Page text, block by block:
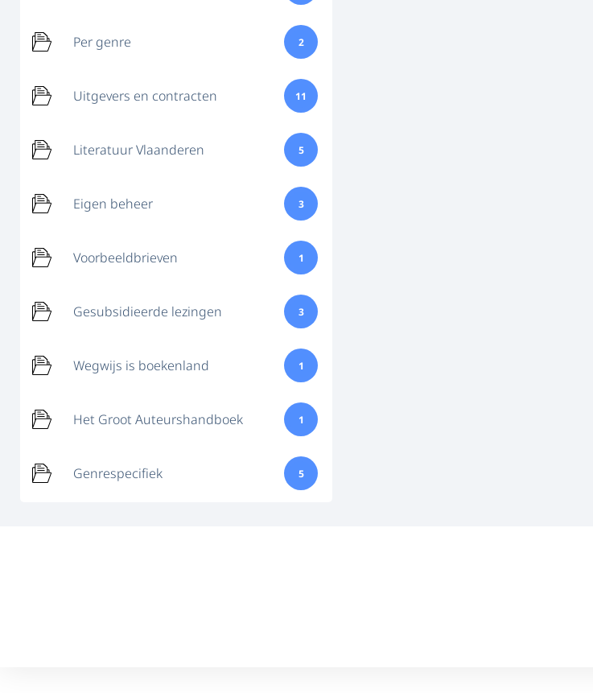
Per genre 2
Uitgevers en contracten 11
Literatuur Vlaanderen 5
Eigen beheer 3
Voorbeeldbrieven 1
Gesubsidieerde lezingen 3
Wegwijs is boekenland 1
Het Groot Auteurshandboek 1
Genrespecifiek 5